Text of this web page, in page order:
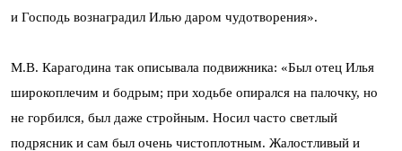
и Господь вознаградил Илью даром чудотворения».
М.В. Карагодина так описывала подвижника: «Был отец Илья
широкоплечим и бодрым; при ходьбе опирался на палочку, но
не горбился, был даже стройным. Носил часто светлый
подрясник и сам был очень чистоплотным. Жалостливый и